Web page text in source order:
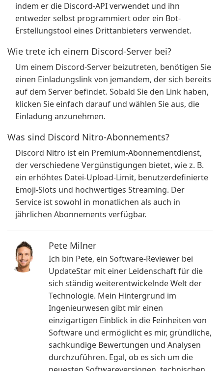
indem er die Discord-API verwendet und ihn
entweder selbst programmiert oder ein Bot-
Erstellungstool eines Drittanbieters verwendet.
Wie trete ich einem Discord-Server bei?
Um einem Discord-Server beizutreten, benötigen Sie
einen Einladungslink von jemandem, der sich bereits
auf dem Server befindet. Sobald Sie den Link haben,
klicken Sie einfach darauf und wählen Sie aus, die
Einladung anzunehmen.
Was sind Discord Nitro-Abonnements?
Discord Nitro ist ein Premium-Abonnementdienst,
der verschiedene Vergünstigungen bietet, wie z. B.
ein erhöhtes Datei-Upload-Limit, benutzerdefinierte
Emoji-Slots und hochwertiges Streaming. Der
Service ist sowohl in monatlichen als auch in
jährlichen Abonnements verfügbar.
Pete Milner
Ich bin Pete, ein Software-Reviewer bei
UpdateStar mit einer Leidenschaft für die
sich ständig weiterentwickelnde Welt der
Technologie. Mein Hintergrund im
Ingenieurwesen gibt mir einen
einzigartigen Einblick in die Feinheiten von
Software und ermöglicht es mir, gründliche,
sachkundige Bewertungen und Analysen
durchzuführen. Egal, ob es sich um die